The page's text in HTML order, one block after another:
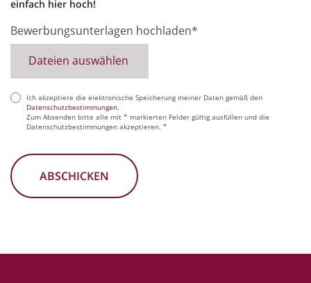
einfach hier hoch!
Bewerbungsunterlagen hochladen*
Dateien auswählen
(erforderlich)
Ich akzeptiere die elektronische Speicherung meiner Daten gemäß den
Datenschutzbestimmungen.
Zum Absenden bitte alle mit * markierten Felder gültig ausfüllen und die
Datenschutzbestimmungen akzeptieren. *